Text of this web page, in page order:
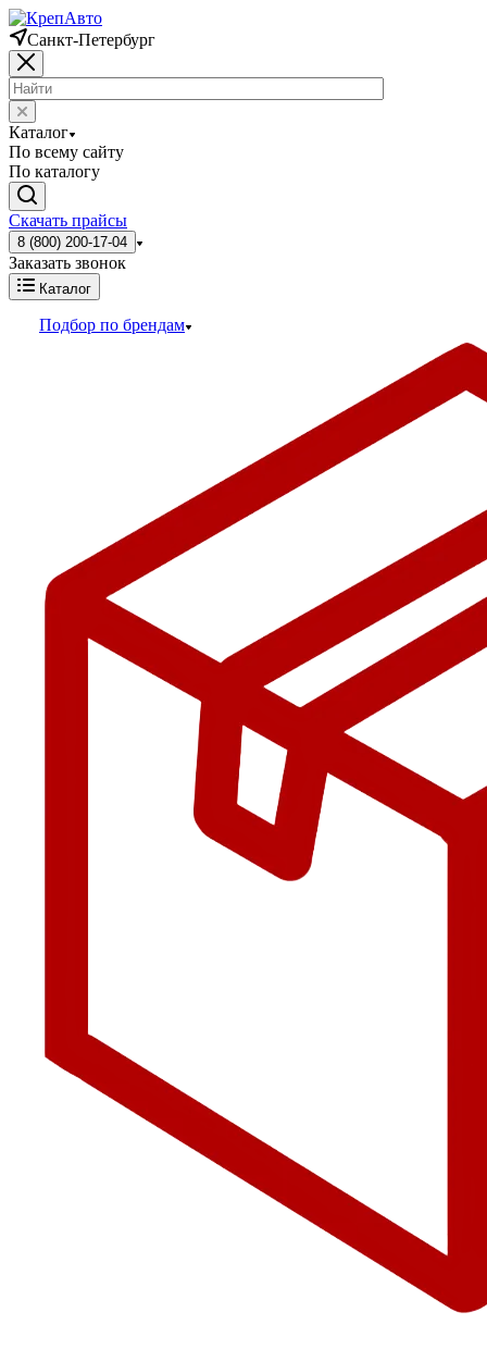
Санкт-Петербург
Каталог
По всему сайту
По каталогу
Скачать прайсы
8 (800) 200-17-04
Заказать звонок
Каталог
Подбор по брендам